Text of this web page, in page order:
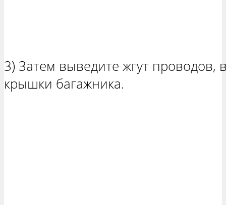
3) Затем выведите жгут проводов,
крышки багажника.